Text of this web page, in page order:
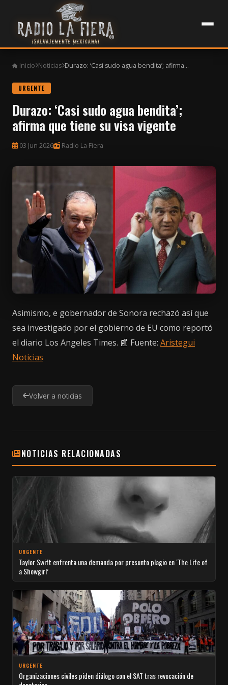
Inicio Noticias Durazo: ‘Casi sudo agua bendita’; afirma...
URGENTE
Durazo: ‘Casi sudo agua bendita’;
afirma que tiene su visa vigente
03 Jun 2026 Radio La Fiera
Asimismo, e gobernador de Sonora rechazó así que
sea investigado por el gobierno de EU como reportó
el diario Los Angeles Times. 📰 Fuente: Aristegui
Noticias
Volver a noticias
NOTICIAS RELACIONADAS
URGENTE
Taylor Swift enfrenta una demanda por presunto plagio en ‘The Life of
a Showgirl’
URGENTE
Organizaciones civiles piden diálogo con el SAT tras revocación de